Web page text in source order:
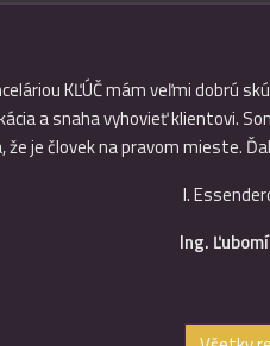
bolo pre nás
svedomito a na 120%. Určite ak
M.